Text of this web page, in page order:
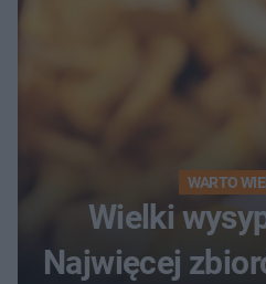
WARTO
Wielki
Najwięcej